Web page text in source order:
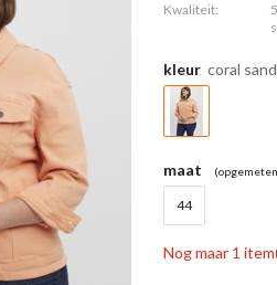
Kwaliteit:
kleur coral
maat
44
Nog maar 1